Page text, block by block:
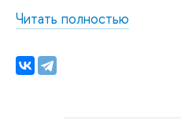
Читать полностью